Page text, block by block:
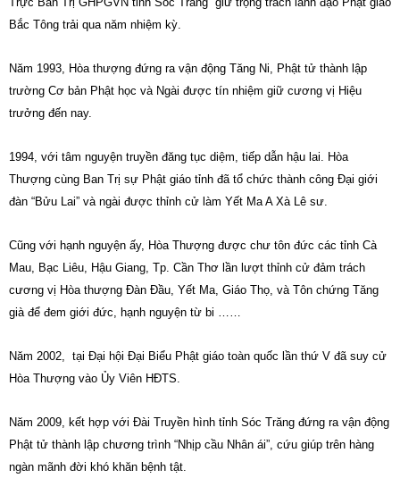
Bắc Tông trải qua năm nhiệm kỳ.
Năm 1993, Hòa thượng đứng ra vận động Tăng Ni, Phật tử thành lập
trường Cơ bản Phật học và Ngài được tín nhiệm giữ cương vị Hiệu
trưởng đến nay.
1994, với tâm nguyện truyền đăng tục diệm, tiếp dẫn hậu lai. Hòa
Thượng cùng Ban Trị sự Phật giáo tỉnh đã tổ chức thành công Đại giới
đàn “Bửu Lai” và ngài được thỉnh cử làm Yết Ma A Xà Lê sư.
Cũng với hạnh nguyện ấy, Hòa Thượng được chư tôn đức các tỉnh Cà
Mau, Bạc Liêu, Hậu Giang, Tp. Cần Thơ lần lượt thỉnh cử đảm trách
cương vị Hòa thượng Đàn Đầu, Yết Ma, Giáo Thọ, và Tôn chứng Tăng
già để đem giới đức, hạnh nguyện từ bi ……
Năm 2002, tại Đại hội Đại Biểu Phật giáo toàn quốc lần thứ V đã suy cử
Hòa Thượng vào Ủy Viên HĐTS.
Năm 2009, kết hợp với Đài Truyền hình tỉnh Sóc Trăng đứng ra vận động
Phật tử thành lập chương trình “Nhịp cầu Nhân ái”, cứu giúp trên hàng
ngàn mãnh đời khó khăn bệnh tật.